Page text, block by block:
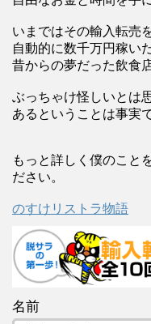
いまではその輸入転売
自動的に数千万円稼い
昔からの夢だった飲食
ぶっちゃけ怪しいとは
あるということは事実
もっと詳しく僕のこと
ださい。
のすけリストラ物語
名前